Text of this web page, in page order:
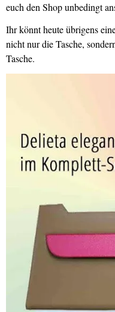
euch den Shop unbedingt
Ihr könnt heute übrigens
nicht nur die Tasche,
Tasche.